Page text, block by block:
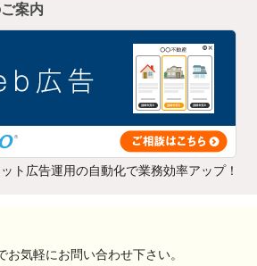
案内
ト広告運用の自動化で業務効率アップ！
気軽にお問い合わせ下さい。